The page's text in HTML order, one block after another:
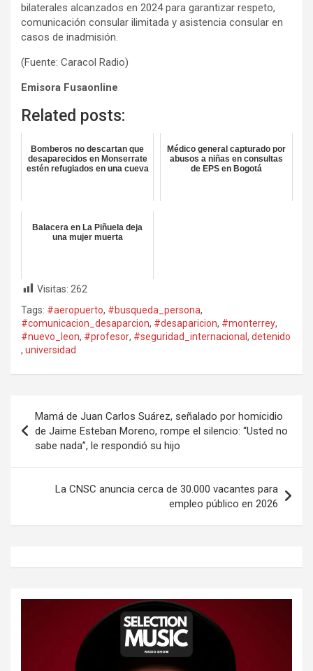
bilaterales alcanzados en 2024 para garantizar respeto,
comunicación consular ilimitada y asistencia consular en
casos de inadmisión.
(Fuente: Caracol Radio)
Emisora Fusaonline
Related posts:
Bomberos no descartan que
desaparecidos en Monserrate
estén refugiados en una cueva
Médico general capturado por
abusos a niñas en consultas
de EPS en Bogotá
Balacera en La Piñuela deja
una mujer muerta
Visitas: 262
Tags: #aeropuerto, #busqueda_persona,
#comunicacion_desaparcion, #desaparicion, #monterrey,
#nuevo_leon, #profesor, #seguridad_internacional , detenido
, universidad
de
entradas
Mamá de Juan Carlos Suárez, señalado por homicidio
de Jaime Esteban Moreno, rompe el silencio: “Usted no
sabe nada”, le respondió su hijo
La CNSC anuncia cerca de 30.000 vacantes para
empleo público en 2026